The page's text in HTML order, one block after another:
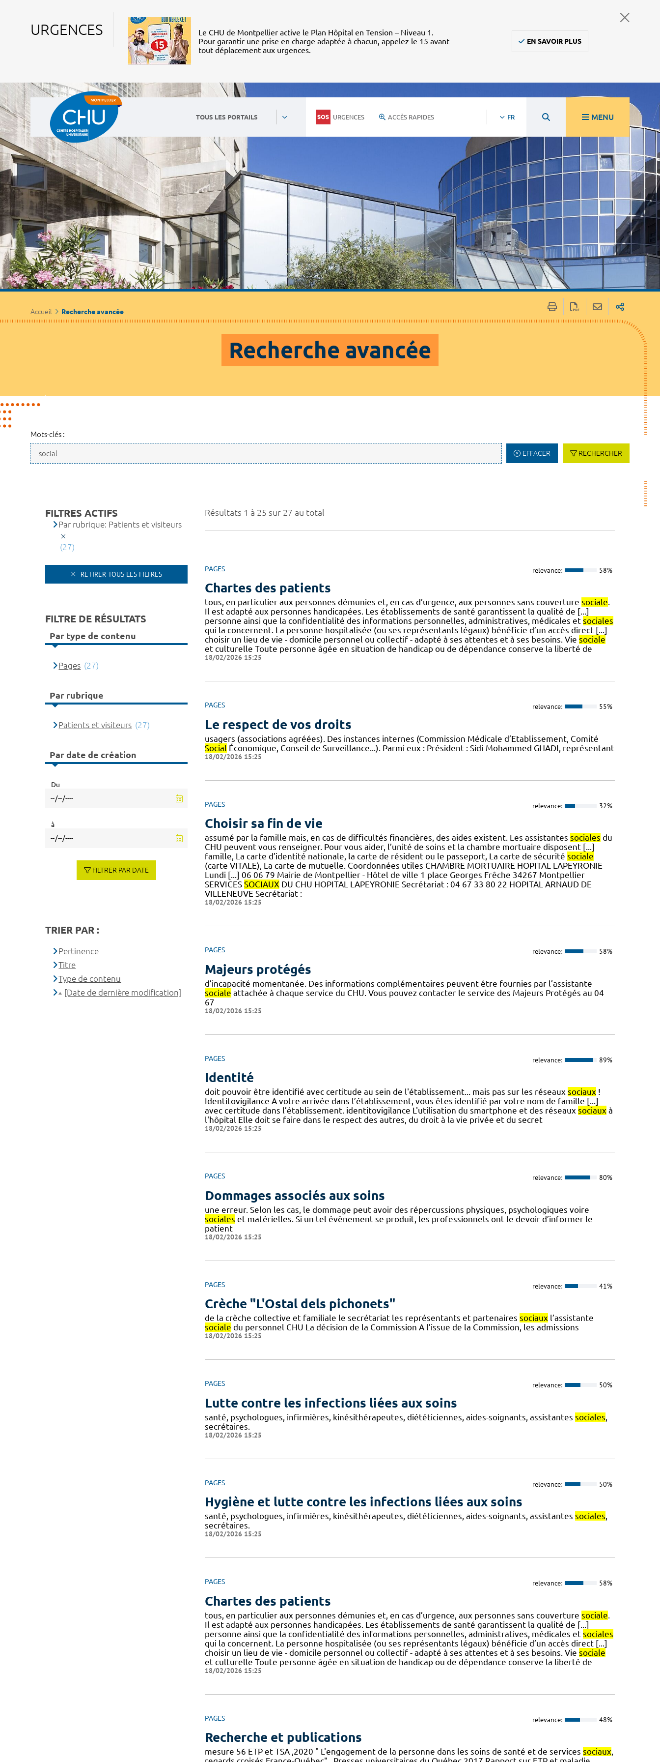
URGENCES
Le CHU de Montpellier active le Plan Hôpital en Tension – Niveau 1.
Pour garantir une prise en charge adaptée à chacun, appelez le 15 avant
tout déplacement aux urgences.
EN SAVOIR PLUS
TOUS LES PORTAILS URGENCES ACCÈS RAPIDES FR MENU
Accueil Recherche avancée
Recherche avancée
Mots-clés :
EFFACER RECHERCHER
Résultats 1 à 25 sur 27 au total
PAGES relevance: 58%
Chartes des patients
tous, en particulier aux personnes démunies et, en cas d’urgence, aux personnes sans couverture sociale.
Il est adapté aux personnes handicapées. Les établissements de santé garantissent la qualité de [...]
personne ainsi que la confidentialité des informations personnelles, administratives, médicales et sociales
qui la concernent. La personne hospitalisée (ou ses représentants légaux) bénéficie d’un accès direct [...]
choisir un lieu de vie - domicile personnel ou collectif - adapté à ses attentes et à ses besoins. Vie sociale
et culturelle Toute personne âgée en situation de handicap ou de dépendance conserve la liberté de
18/02/2026 15:25
PAGES relevance: 55%
Le respect de vos droits
usagers (associations agréées). Des instances internes (Commission Médicale d’Etablissement, Comité
Social Économique, Conseil de Surveillance...). Parmi eux : Président : Sidi-Mohammed GHADI, représentant
18/02/2026 15:25
PAGES relevance: 32%
Choisir sa fin de vie
assumé par la famille mais, en cas de difficultés financières, des aides existent. Les assistantes sociales du
CHU peuvent vous renseigner. Pour vous aider, l’unité de soins et la chambre mortuaire disposent [...]
famille, La carte d’identité nationale, la carte de résident ou le passeport, La carte de sécurité sociale
(carte VITALE), La carte de mutuelle. Coordonnées utiles CHAMBRE MORTUAIRE HOPITAL LAPEYRONIE
Lundi [...] 06 06 79 Mairie de Montpellier - Hôtel de ville 1 place Georges Frêche 34267 Montpellier
SERVICES SOCIAUX DU CHU HOPITAL LAPEYRONIE Secrétariat : 04 67 33 80 22 HOPITAL ARNAUD DE
VILLENEUVE Secrétariat :
18/02/2026 15:25
PAGES relevance: 58%
Majeurs protégés
d’incapacité momentanée. Des informations complémentaires peuvent être fournies par l’assistante
sociale attachée à chaque service du CHU. Vous pouvez contacter le service des Majeurs Protégés au 04
67
18/02/2026 15:25
PAGES relevance: 89%
Identité
doit pouvoir être identifié avec certitude au sein de l'établissement... mais pas sur les réseaux sociaux !
Identitovigilance A votre arrivée dans l’établissement, vous êtes identifié par votre nom de famille [...]
avec certitude dans l’établissement. identitovigilance L'utilisation du smartphone et des réseaux sociaux à
l'hôpital Elle doit se faire dans le respect des autres, du droit à la vie privée et du secret
18/02/2026 15:25
PAGES relevance: 80%
Dommages associés aux soins
une erreur. Selon les cas, le dommage peut avoir des répercussions physiques, psychologiques voire
sociales et matérielles. Si un tel évènement se produit, les professionnels ont le devoir d’informer le
patient
18/02/2026 15:25
PAGES relevance: 41%
Crèche "L'Ostal dels pichonets"
de la crèche collective et familiale le secrétariat les représentants et partenaires sociaux l’assistante
sociale du personnel CHU La décision de la Commission A l’issue de la Commission, les admissions
18/02/2026 15:25
PAGES relevance: 50%
Lutte contre les infections liées aux soins
santé, psychologues, infirmières, kinésithérapeutes, diététiciennes, aides-soignants, assistantes sociales,
secrétaires.
18/02/2026 15:25
PAGES relevance: 50%
Hygiène et lutte contre les infections liées aux soins
santé, psychologues, infirmières, kinésithérapeutes, diététiciennes, aides-soignants, assistantes sociales,
secrétaires.
18/02/2026 15:25
PAGES relevance: 58%
Chartes des patients
tous, en particulier aux personnes démunies et, en cas d’urgence, aux personnes sans couverture sociale.
Il est adapté aux personnes handicapées. Les établissements de santé garantissent la qualité de [...]
personne ainsi que la confidentialité des informations personnelles, administratives, médicales et sociales
qui la concernent. La personne hospitalisée (ou ses représentants légaux) bénéficie d’un accès direct [...]
choisir un lieu de vie - domicile personnel ou collectif - adapté à ses attentes et à ses besoins. Vie sociale
et culturelle Toute personne âgée en situation de handicap ou de dépendance conserve la liberté de
18/02/2026 15:25
PAGES relevance: 48%
Recherche et publications
mesure 56 ETP et TSA ,2020 " L'engagement de la personne dans les soins de santé et de services sociaux,
FILTRES ACTIFS
Par rubrique: Patients et visiteurs
(27)
RETIRER TOUS LES FILTRES
FILTRE DE RÉSULTATS
Par type de contenu
Pages (27)
Par rubrique
Patients et visiteurs (27)
Par date de création
Du
à
FILTRER PAR DATE
TRIER PAR :
Pertinence
Titre
Type de contenu
[Date de dernière modification]